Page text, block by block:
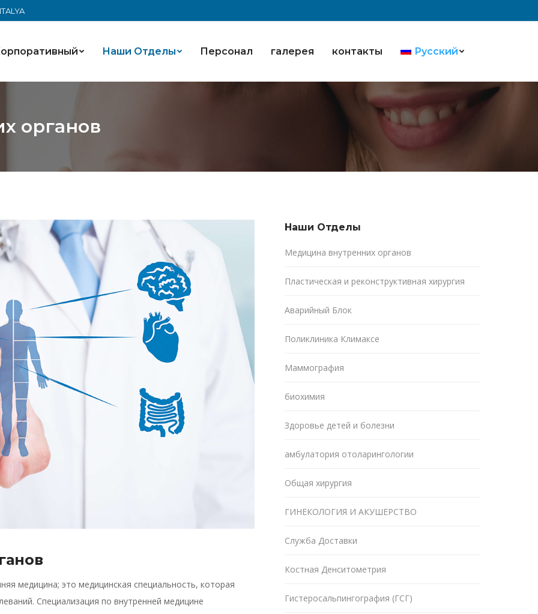
Наши Oтделы Персонал галерея контакты Русский
органов
медицина; это медицинская специальность, которая
Специализация по внутренней медицине
Наши Oтделы
Медицина внутренних органов
Пластическая и реконструктивная хирургия
Аварийный Блок
Поликлиника Климаксе
Маммография
биохимия
Здоровье детей и болезни
амбулатория отоларингологии
Общая хирургия
ГИНЕКОЛОГИЯ И АКУШЕРСТВО
Служба Доставки
Костная Денситометрия
Гистеросальпингография (ГСГ)